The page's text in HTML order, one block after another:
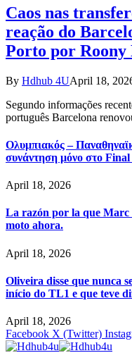
Caos nas
reação do
Porto por
By Hdhub 4UApril 18,
Segundo informações
português Barcelona
Ολυμπιακός –
συνάντηση μόνο στο
April 18, 2026
La razón por la que Marc
moto ahora.
April 18, 2026
Oliveira disse que nunca
início do TL1 e que teve
April 18, 2026
Facebook X (Twitter)